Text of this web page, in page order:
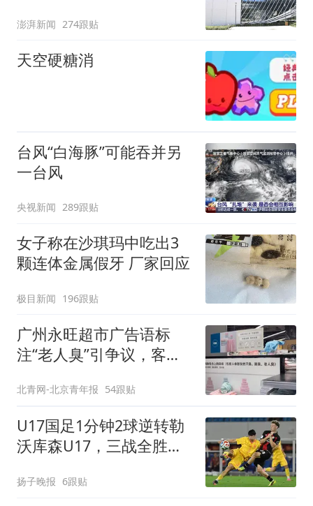
澎湃新闻 274跟贴
天空硬糖消
台风“白海豚”可能吞并另
一台风
央视新闻 289跟贴
女子称在沙琪玛中吃出3
颗连体金属假牙 厂家回应
极目新闻 196跟贴
广州永旺超市广告语标
注“老人臭”引争议，客服
北青网-北京青年报 54跟贴
U17国足1分钟2球逆转勒
沃库森U17，三战全胜！
扬子晚报 6跟贴